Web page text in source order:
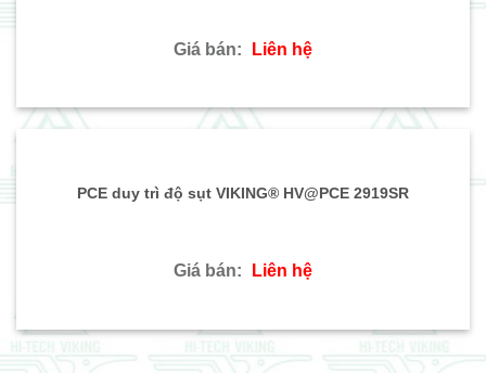
Giá bán: Liên hệ
PCE duy trì độ sụt VIKING® HV@PCE 2919SR
Giá bán: Liên hệ